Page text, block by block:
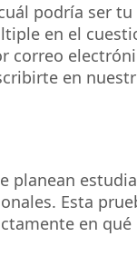
podría ser
en el
correo
en
planean
Esta
en qué